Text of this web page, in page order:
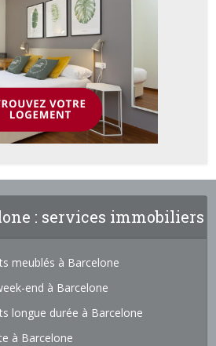
: services immobiliers
meublés à Barcelone
end à Barcelone
longue durée à Barcelone
à Barcelone